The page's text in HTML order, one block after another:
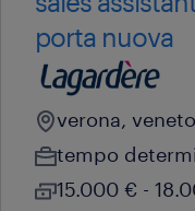
porta nuova
verona, veneto
tempo
15.000 € -